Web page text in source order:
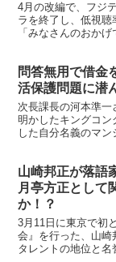
4月の改編で、フジ
ラを終了し、低視
「みなさんのおか
問答無用で借金
活保護問題に潜
次長課長の河本準
明かしたキングコン
した自分名義のマン
山崎邦正が落語
月亭方正として
か！？
3月11日に東京で初
会』を行った、山
タレントの地位と名